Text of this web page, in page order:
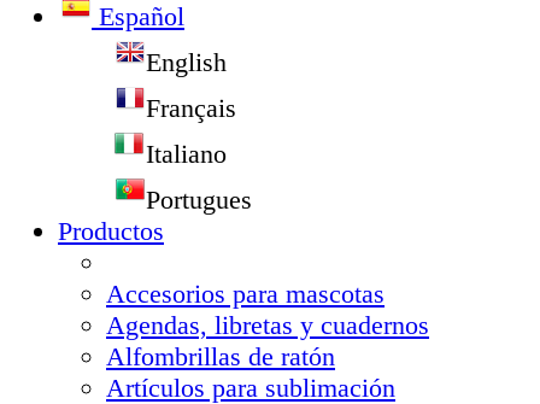
Español
English
Français
Italiano
Portugues
Productos
Accesorios para mascotas
Agendas, libretas y cuadernos
Alfombrillas de ratón
Artículos para sublimación